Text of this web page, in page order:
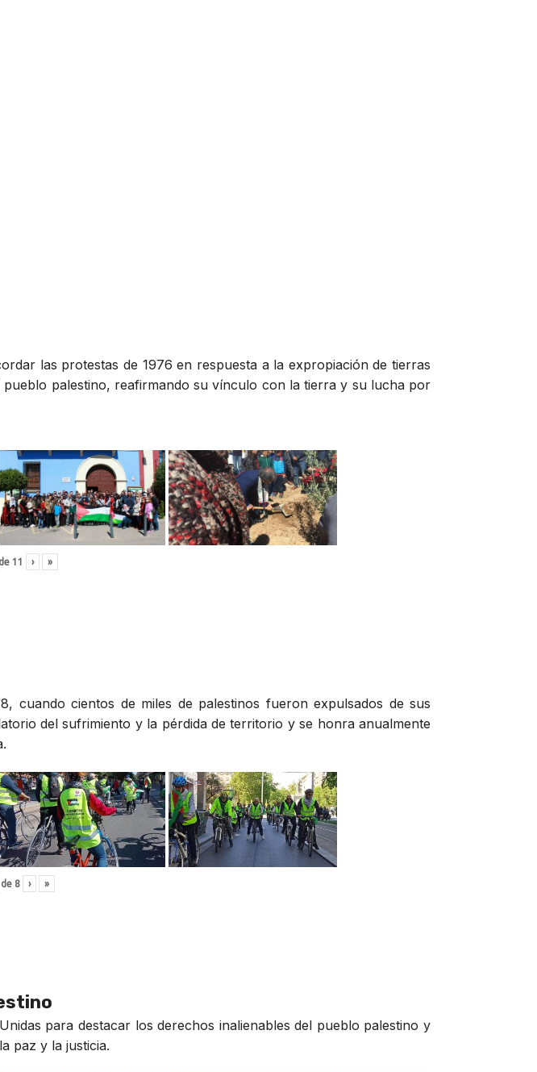
las protestas de 1976 en respuesta a la expropiación de tierras
palestino, reafirmando su vínculo con la tierra y su lucha por
de 11 › »
cuando cientos de miles de palestinos fueron expulsados de sus
del sufrimiento y la pérdida de territorio y se honra anualmente
de 8 › »
para destacar los derechos inalienables del pueblo palestino y
paz y la justicia.